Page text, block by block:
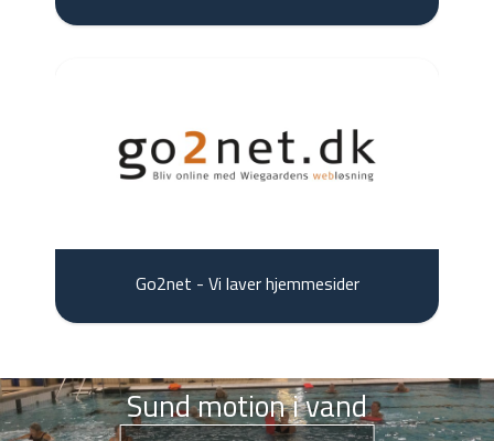
Go2net - Vi laver hjemmesider
Sund motion i vand